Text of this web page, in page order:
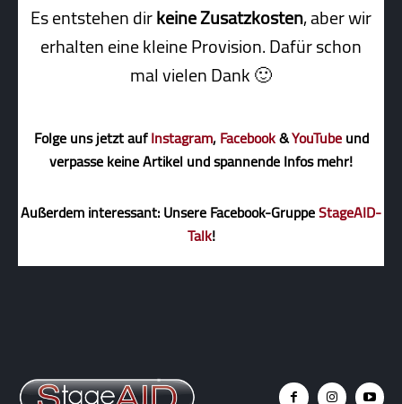
Es entstehen dirkeine Zusatzkosten, aber wir
erhalten eine kleine Pro­vi­sion. Dafür schon
mal vielen Dank 🙂
Folge uns jetzt aufInstagram,Facebook&YouTubeund
verpasse keine Artikel und spannende Infos mehr!
Außerdem interessant: Unsere Facebook-GruppeStageAID-
Talk!